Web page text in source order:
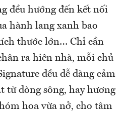
đều hướng đến kết nối
hành lang xanh bao
thước lớn… Chỉ cần
ra hiên nhà, mỗi chủ
đều dễ dàng cảm
từ dòng sông, hay hương
hoa vừa nở, cho tâm